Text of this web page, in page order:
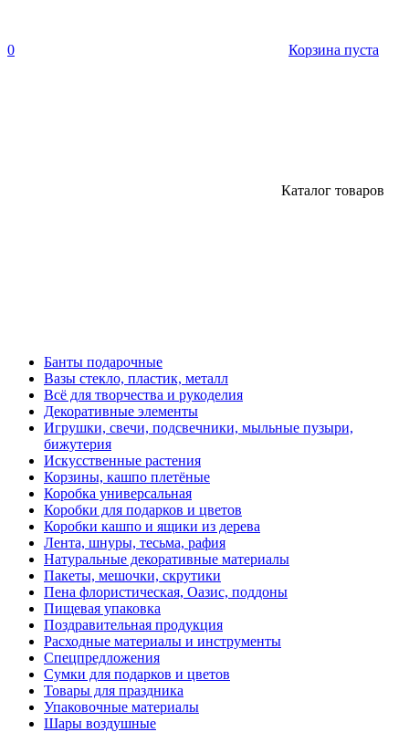
0 Корзина пуста
Каталог товаров
Банты подарочные
Вазы стекло, пластик, металл
Всё для творчества и рукоделия
Декоративные элементы
Игрушки, свечи, подсвечники, мыльные пузыри,
бижутерия
Искусственные растения
Корзины, кашпо плетёные
Коробка универсальная
Коробки для подарков и цветов
Коробки кашпо и ящики из дерева
Лента, шнуры, тесьма, рафия
Натуральные декоративные материалы
Пакеты, мешочки, скрутики
Пена флористическая, Оазис, поддоны
Пищевая упаковка
Поздравительная продукция
Расходные материалы и инструменты
Спецпредложения
Сумки для подарков и цветов
Товары для праздника
Упаковочные материалы
Шары воздушные